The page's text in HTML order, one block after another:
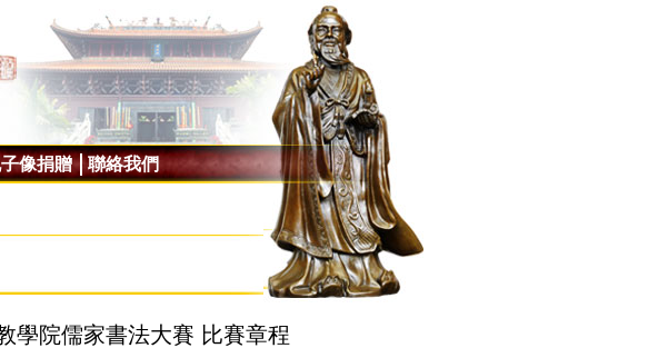
像捐贈 聯絡我們
學院儒家書法大賽 比賽章程